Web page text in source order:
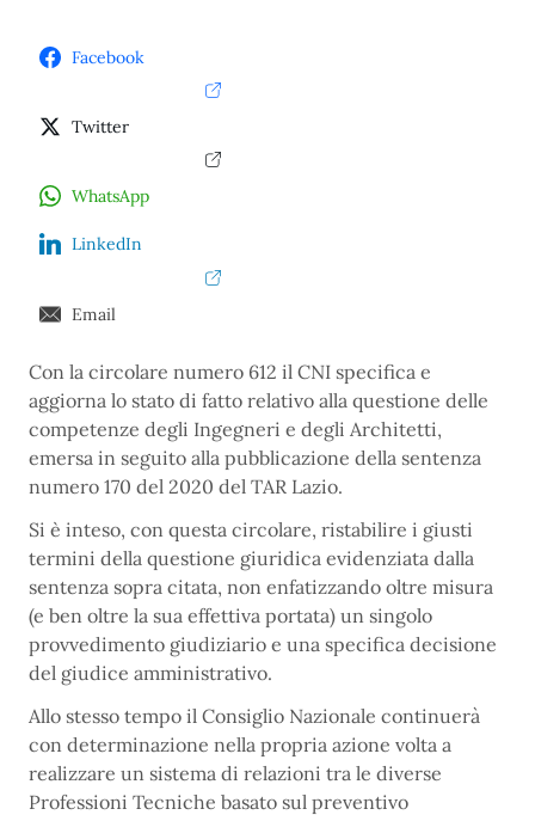
Facebook
Twitter
WhatsApp
LinkedIn
Email
Con la circolare numero 612 il CNI specifica e
aggiorna lo stato di fatto relativo alla questione delle
competenze degli Ingegneri e degli Architetti,
emersa in seguito alla pubblicazione della sentenza
numero 170 del 2020 del TAR Lazio.
Si è inteso, con questa circolare, ristabilire i giusti
termini della questione giuridica evidenziata dalla
sentenza sopra citata, non enfatizzando oltre misura
(e ben oltre la sua effettiva portata) un singolo
provvedimento giudiziario e una specifica decisione
del giudice amministrativo.
Allo stesso tempo il Consiglio Nazionale continuerà
con determinazione nella propria azione volta a
realizzare un sistema di relazioni tra le diverse
Professioni Tecniche basato sul preventivo